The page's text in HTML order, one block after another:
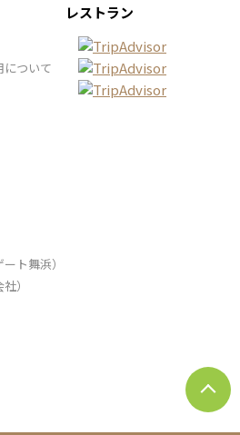
レストラン
について
ト舞浜）
）
ペ
ー
ジ